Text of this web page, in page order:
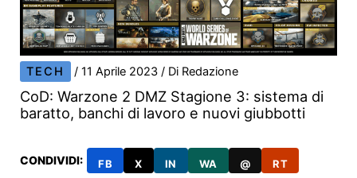
TECH /11 Aprile 2023/ Di Redazione
CoD: Warzone 2 DMZ Stagione 3: sistema di
baratto, banchi di lavoro e nuovi giubbotti
CONDIVIDI: FB X IN WA @ RT